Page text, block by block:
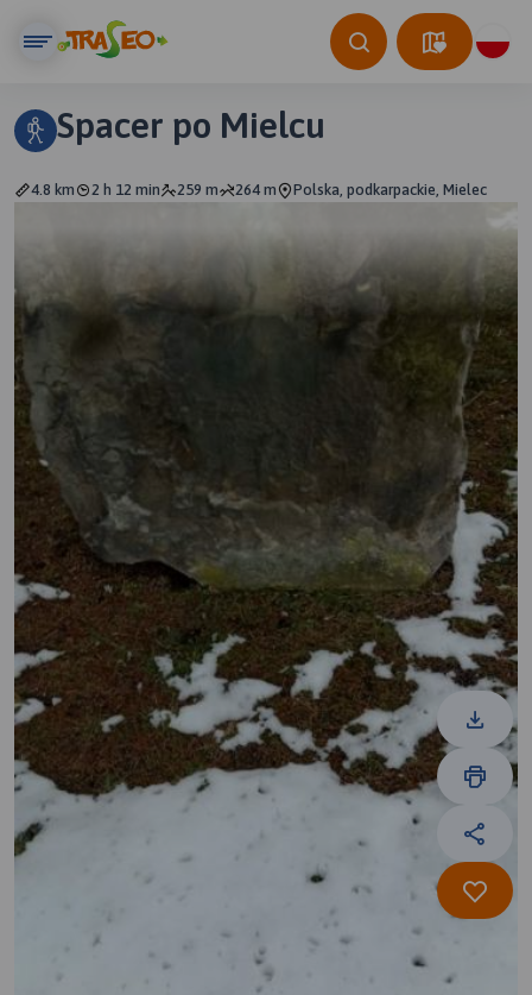
Spacer po Mielcu
4.8 km 2 h 12 min 259 m 264 m Polska, podkarpackie, Mielec